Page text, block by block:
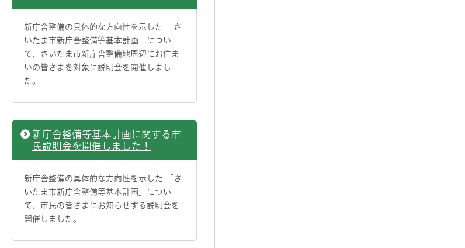
新庁舎整備の具体的な方向性を示した 「さ
いたま市新庁舎整備等基本計画」につい
て、さいたま市新庁舎整備地周辺にお住ま
いの皆さまを対象に説明会を開催しまし
た。
新庁舎整備等基本計画に関する市
民説明会を開催しました！
新庁舎整備の具体的な方向性を示した 「さ
いたま市新庁舎整備等基本計画」につい
て、市民の皆さまにお知らせする説明会を
開催しました。